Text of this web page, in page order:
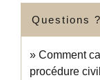
Questions
Comment
procédure